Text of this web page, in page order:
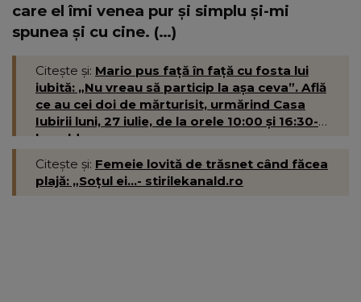
care el îmi venea pur și simplu și-mi
spunea și cu cine. (…)
Citește și: Mario pus față în față cu fosta lui
iubită: „Nu vreau să particip la așa ceva”. Află
ce au cei doi de mărturisit, urmărind Casa
Iubirii luni, 27 iulie, de la orele 10:00 și 16:30-
kanald.ro
Citește și: Femeie lovită de trăsnet când făcea
plajă: „Soțul ei...- stirilekanald.ro